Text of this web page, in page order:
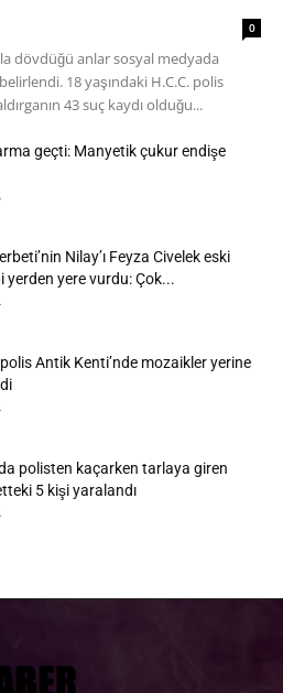
0
dövdüğü anlar sosyal medyada
18 yaşındaki H.C.C. polis
43 suç kaydı olduğu...
geçti: Manyetik çukur endişe
Nilay’ı Feyza Civelek eski
yerden yere vurdu: Çok...
Antik Kenti’nde mozaikler yerine
polisten kaçarken tarlaya giren
5 kişi yaralandı